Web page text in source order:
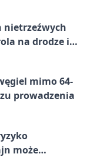
nietrzeźwych
na drodze i
mimo 64-
prowadzenia
może